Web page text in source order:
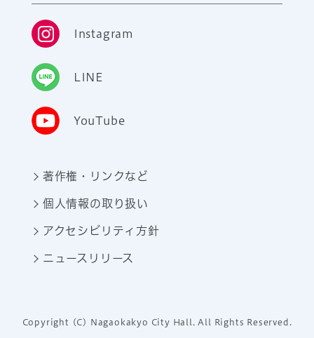
Instagram
LINE
YouTube
著作権・リンクなど
個人情報の取り扱い
アクセシビリティ方針
ニュースリリース
Copyright (C) Nagaokakyo City Hall. All Rights Reserved.